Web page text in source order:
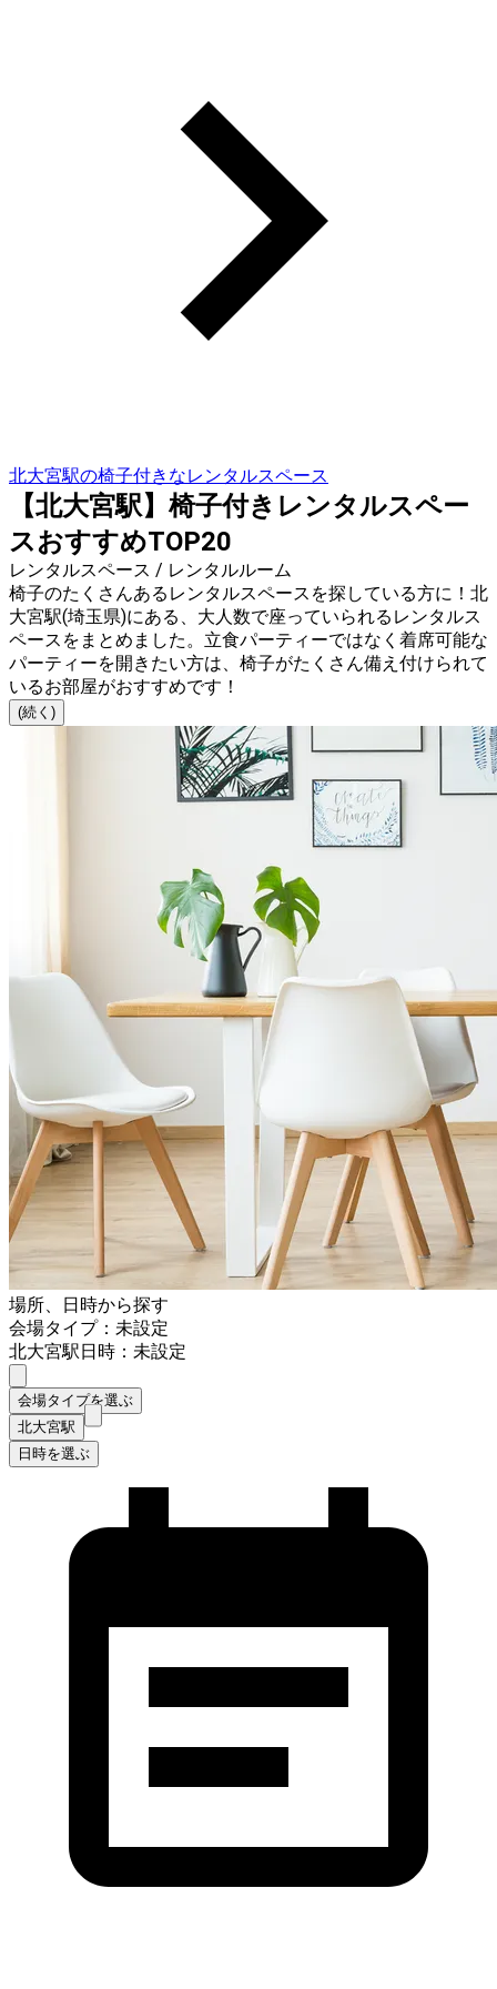
北大宮駅の椅子付きなレンタルスペース
【北大宮駅】椅子付きレンタルスペー
スおすすめTOP20
レンタルスペース / レンタルルーム
椅子のたくさんあるレンタルスペースを探している方に！北
大宮駅(埼玉県)にある、大人数で座っていられるレンタルス
ペースをまとめました。立食パーティーではなく着席可能な
パーティーを開きたい方は、椅子がたくさん備え付けられて
いるお部屋がおすすめです！
(続く)
場所、日時から探す
会場タイプ：未設定
北大宮駅日時：未設定
会場タイプを選ぶ
北大宮駅
日時を選ぶ